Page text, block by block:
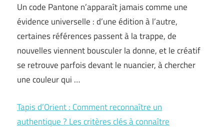
Un code Pantone n’apparaît jamais comme une
évidence universelle : d’une édition à l’autre,
certaines références passent à la trappe, de
nouvelles viennent bousculer la donne, et le créatif
se retrouve parfois devant le nuancier, à chercher
une couleur qui …
Tapis d’Orient : Comment reconnaître un
authentique ? Les critères clés à connaître